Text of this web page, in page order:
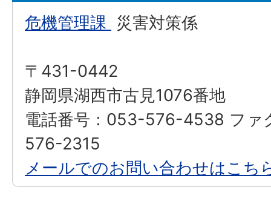
危機管理課 災害対策係
〒431-0442
静岡県湖西市古見1076番地
電話番号：053-576-4538 ファ
576-2315
メールでのお問い合わせはこち